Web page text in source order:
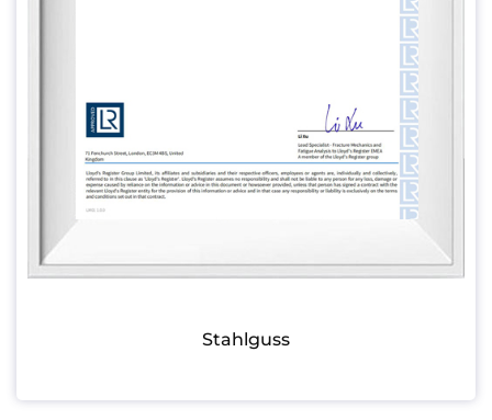
Stahlguss